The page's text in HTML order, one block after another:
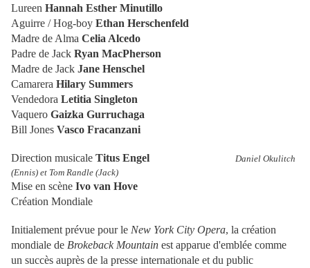
Lureen Hannah Esther Minutillo
Aguirre / Hog-boy Ethan Herschenfeld
Madre de Alma Celia Alcedo
Padre de Jack Ryan MacPherson
Madre de Jack Jane Henschel
Camarera Hilary Summers
Vendedora Letitia Singleton
Vaquero Gaizka Gurruchaga
Bill Jones Vasco Fracanzani
Direction musicale Titus Engel
Daniel Okulitch
(Ennis) et Tom Randle (Jack)
Mise en scène Ivo van Hove
Création Mondiale
Initialement prévue pour le New York City Opera, la création
mondiale de Brokeback Mountain est apparue d'emblée comme
un succès auprès de la presse internationale et du public